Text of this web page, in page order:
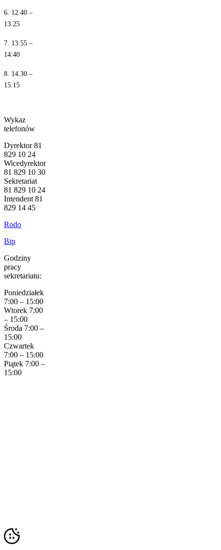
6. 12.40 –
13.25
7. 13:55 –
14:40
8. 14.30 –
15.15
Wykaz
telefonów
Dyrektor 81
829 10 24
Wicedyrektor
81 829 10 30
Sekretariat
81 829 10 24
Intendent 81
829 14 45
Rodo
Bip
Godziny
pracy
sekretariatu:
Poniedziałek
7:00 – 15:00
Wtorek 7:00
– 15:00
Środa 7:00 –
15:00
Czwartek
7:00 – 15:00
Piątek 7:00 –
15:00